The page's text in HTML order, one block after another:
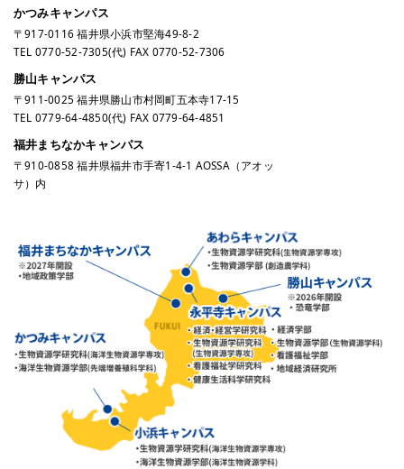
かつみキャンパス
〒917-0116 福井県小浜市堅海49-8-2
TEL 0770-52-7305(代) FAX 0770-52-7306
勝山キャンパス
〒911-0025 福井県勝山市村岡町五本寺17-15
TEL 0779-64-4850(代) FAX 0779-64-4851
福井まちなかキャンパス
〒910-0858 福井県福井市手寄1-4-1 AOSSA（アオッ
サ）内